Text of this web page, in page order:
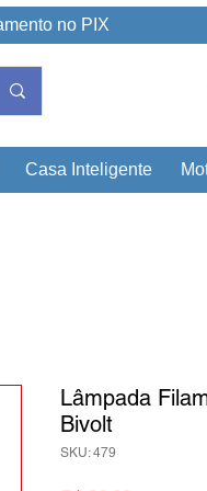
no PIX
Casa Inteligente
Lâmpada
Bivolt
SKU: 479